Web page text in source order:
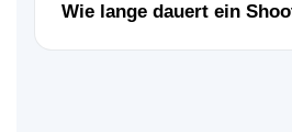
Web-optimiert für schnelle
Seite.
Wie lange dauert ein